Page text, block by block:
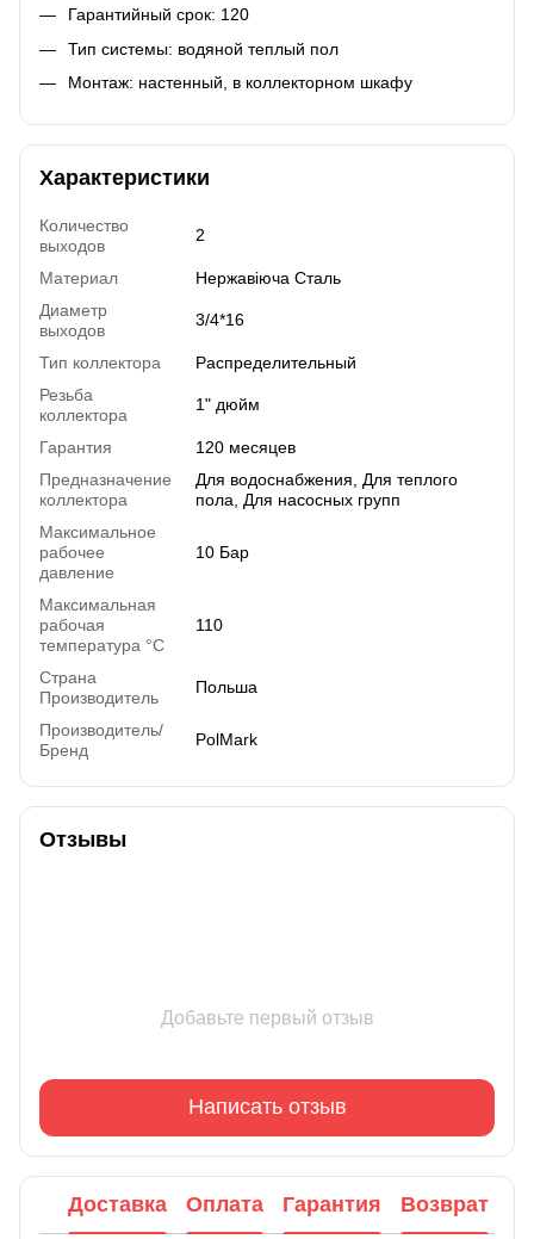
Гарантийный срок: 120
Тип системы: водяной теплый пол
Монтаж: настенный, в коллекторном шкафу
Характеристики
Количество
выходов
2
Материал
Нержавіюча Сталь
Диаметр
выходов
3/4*16
Тип коллектора
Распределительный
Резьба
коллектора
1" дюйм
Гарантия
120 месяцев
Предназначение
коллектора
Для водоснабжения, Для теплого
пола, Для насосных групп
Максимальное
рабочее
давление
10 Бар
Максимальная
рабочая
температура °C
110
Страна
Производитель
Польша
Производитель/
Бренд
PolMark
Отзывы
Добавьте первый отзыв
Написать отзыв
Доставка Оплата Гарантия Возврат